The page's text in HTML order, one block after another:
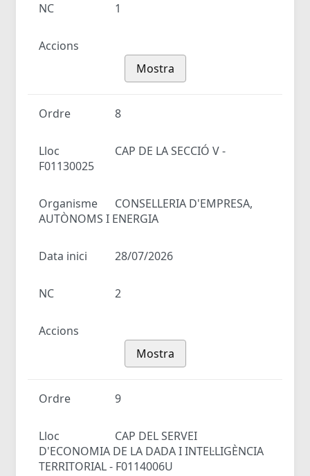
NC 1
Accions
Mostra
Ordre 8
Lloc
CAP DE LA SECCIÓ V -
F01130025
Organisme
CONSELLERIA D'EMPRESA,
AUTÒNOMS I ENERGIA
Data inici 28/07/2026
NC 2
Accions
Mostra
Ordre 9
Lloc
CAP DEL SERVEI
D'ECONOMIA DE LA DADA I INTEL·LIGÈNCIA
TERRITORIAL - F0114006U